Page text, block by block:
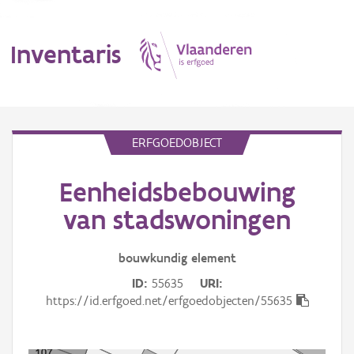
Inventaris
Erfgoedobject
Aanduidingsobject
ERFGOEDOBJECT
Eenheidsbebouwing
van stadswoningen
bouwkundig element
ID 55635
URI
https://id.erfgoed.net/erfgoedobjecten/55635